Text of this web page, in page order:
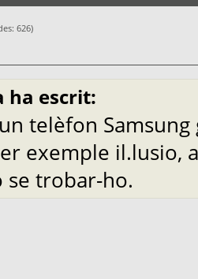
626)
ha escrit:
telèfon
exemple il.lusio,
trobar-ho.